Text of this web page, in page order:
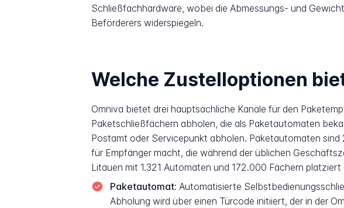
Schließfachhardware, wobei die Abmessungs- und
Beförderers widerspiegeln.
Welche Zustelloptionen
Omniva bietet drei hauptsächliche Kanäle für den
Paketschließfächern abholen, die als Paketautomaten
Postamt oder Servicepunkt abholen. Paketautomaten
für Empfänger macht, die während der üblichen
Litauen mit 1.321 Automaten und 172.000 Fächern
Paketautomat: Automatisierte
Abholung wird über einen Türcode initiiert, der in der